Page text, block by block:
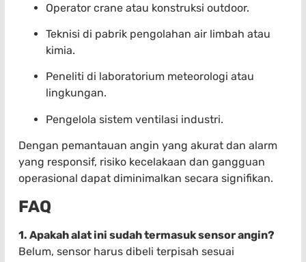
Operator crane atau konstruksi outdoor.
Teknisi di pabrik pengolahan air limbah atau
kimia.
Peneliti di laboratorium meteorologi atau
lingkungan.
Pengelola sistem ventilasi industri.
Dengan pemantauan angin yang akurat dan alarm
yang responsif, risiko kecelakaan dan gangguan
operasional dapat diminimalkan secara signifikan.
FAQ
1. Apakah alat ini sudah termasuk sensor angin?
Belum, sensor harus dibeli terpisah sesuai